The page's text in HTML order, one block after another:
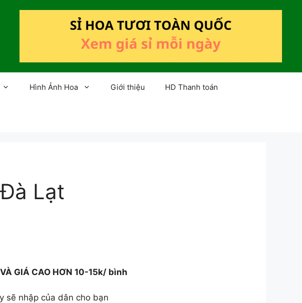
Hình Ảnh Hoa Giới thiệu HD Thanh toán
Lạt
GIÁ CAO HƠN 10-15k/ bình
sẽ nhập của dân cho bạn